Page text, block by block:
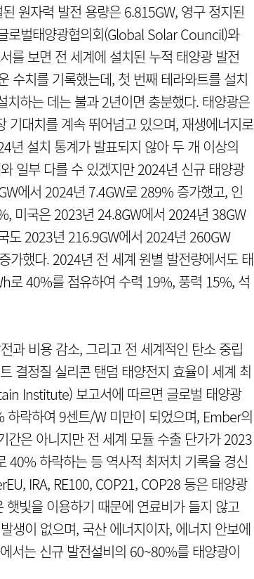
원자력 발전 용량은 6.815GW, 영구 정지된
로벌태양광협의회(Global Solar Council)와
를 보면 전 세계에 설치된 누적 태양광 발전
수치를 기록했는데, 첫 번째 테라와트를 설치
하는 데는 불과 2년이면 충분했다. 태양광은
기대치를 계속 뛰어넘고 있으며, 재생에너지로
년 설치 통계가 발표되지 않아 두 개 이상의
일부 다를 수 있겠지만 2024년 신규 태양광
에서 2024년 7.4GW로 289% 증가했고, 인
미국은 2023년 24.8GW에서 2024년 38GW
도 2023년 216.9GW에서 2024년 260GW
가했다. 2024년 전 세계 원별 발전량에서도 태
로 40%를 점유하여 수력 19%, 풍력 15%, 석
과 비용 감소, 그리고 전 세계적인 탄소 중립
결정질 실리콘 탠덤 태양전지 효율이 세계 최
Institute) 보고서에 따르면 글로벌 태양광
락하여 9센트/W 미만이 되었으며, Ember의
은 아니지만 전 세계 모듈 수출 단가가 2023
하락하는 등 역사적 최저치 기록을 경신
IRA, RE100, COP21, COP28 등은 태양광
빛을 이용하기 때문에 연료비가 들지 않고
생이 없으며, 국산 에너지이자, 에너지 안보에
서는 신규 발전설비의 60~80%를 태양광이